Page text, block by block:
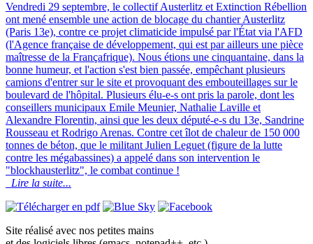
Vendredi 29 septembre, le collectif Austerlitz et Extinction Rébellion
ont mené ensemble une action de blocage du chantier Austerlitz
(Paris 13e), contre ce projet climaticide impulsé par l'État via l'AFD
(l'Agence française de développement, qui est par ailleurs une pièce
maîtresse de la Françafrique). Nous étions une cinquantaine, dans la
bonne humeur, et l'action s'est bien passée, empêchant plusieurs
camions d'entrer sur le site et provoquant des embouteillages sur le
boulevard de l'hôpital. Plusieurs élu-e-s ont pris la parole, dont les
conseillers municipaux Emile Meunier, Nathalie Laville et
Alexandre Florentin, ainsi que les deux député-e-s du 13e, Sandrine
Rousseau et Rodrigo Arenas. Contre cet îlot de chaleur de 150 000
tonnes de béton, que le militant Julien Leguet (figure de la lutte
contre les mégabassines) a appelé dans son intervention le
"blockhausterlitz", le combat continue !
Lire la suite...
Site réalisé avec nos petites mains